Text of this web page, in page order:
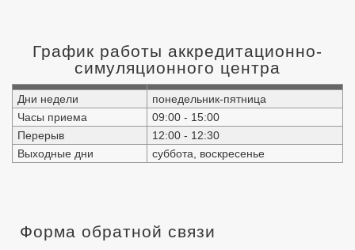
График работы аккредитационно-
симуляционного центра
Дни недели
понедельник-пятница
Часы приема
09:00 - 15:00
Перерыв
12:00 - 12:30
Выходные дни
суббота, воскресенье
Форма обратной связи